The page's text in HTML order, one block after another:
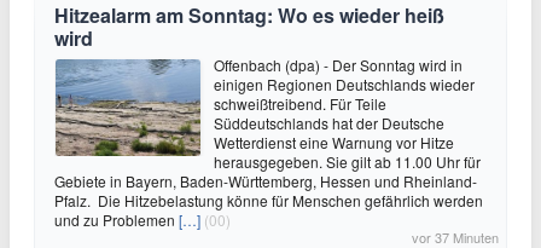
Hitzealarm am Sonntag: Wo es wieder heiß
wird
Offenbach (dpa) - Der Sonntag wird in
einigen Regionen Deutschlands wieder
schweißtreibend. Für Teile
Süddeutschlands hat der Deutsche
Wetterdienst eine Warnung vor Hitze
herausgegeben. Sie gilt ab 11.00 Uhr für
Gebiete in Bayern, Baden-Württemberg, Hessen und Rheinland-
Pfalz. Die Hitzebelastung könne für Menschen gefährlich werden
und zu Problemen […] (00)
vor 37 Minuten